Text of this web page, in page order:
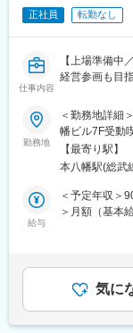
入社後は研修
や特徴を学び
ます。未経験
20代～30代中
ーも多く、分
＼本ポジショ
われます。「
自分の提案で
＜当社の魅力
当社は豊富な
正社員 転勤なし
仕事内容
【上場準備中
経営参画も目指
■当社について
当社は、保険
す。
現在、IPOを
理体制整備の
変革期にある
できる環境が
全般の統括、
運用の実践や
制整備まで幅
勤務地
＜勤務地詳細
幡ビル7F受動
事業所
【最寄り駅】
本八幡駅(総武
給与
＜予定年収＞
＞月額（基本
給(月額)は固
気に